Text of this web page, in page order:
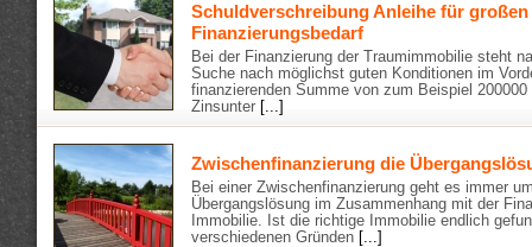
Schuldverschreibung Anleihe für großen
Finanzierungsbedarf
Bei der Finanzierung der Traumimmobilie steht
Suche nach möglichst guten Konditionen im
finanzierenden Summe von zum Beispiel
Zinsunter
[...]
Zwischenfinanzierung die
Bei einer Zwischenfinanzierung geht es immer
Übergangslösung im Zusammenhang mit der
Immobilie. Ist die richtige Immobilie endlich
verschiedenen Gründen
[...]